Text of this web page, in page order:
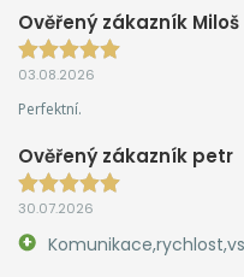
Ověřený zákazník Miloš
03.08.2026
Perfektní.
Ověřený zákazník petr
30.07.2026